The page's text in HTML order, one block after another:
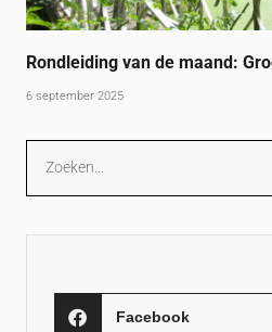
Rondleiding van de maand:
6 september 2025
Facebook